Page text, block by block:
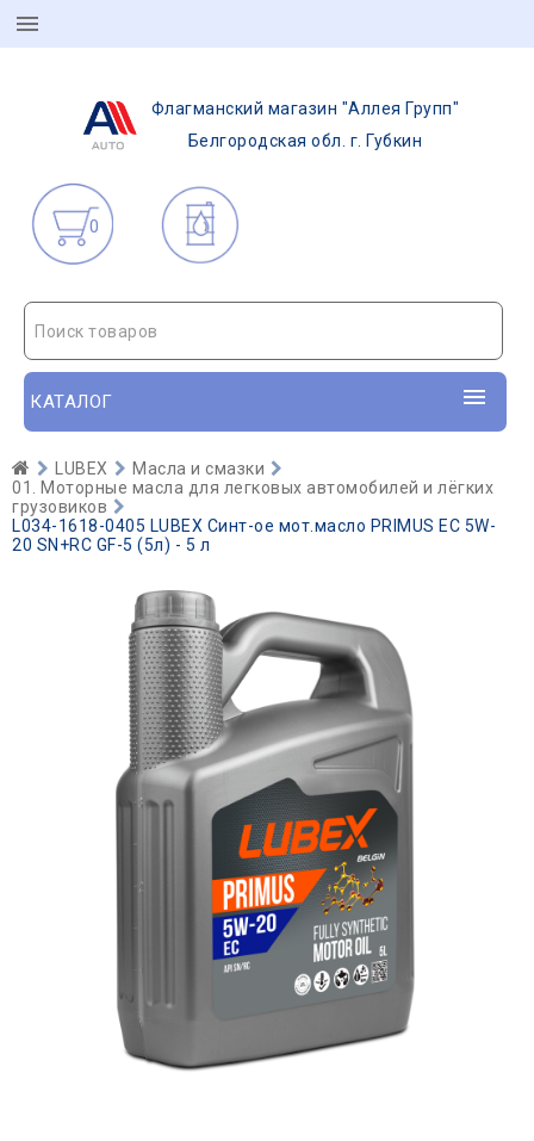
Флагманский магазин "Аллея Групп"
Белгородская обл. г. Губкин
0
Поиск товаров
КАТАЛОГ
LUBEX
Масла и смазки
01. Моторные масла для легковых автомобилей и лёгких
грузовиков
L034-1618-0405 LUBEX Синт-ое мот.масло PRIMUS EC 5W-
20 SN+RC GF-5 (5л) - 5 л